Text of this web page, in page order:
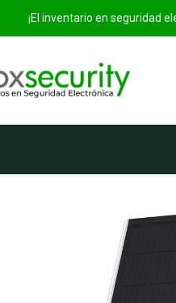
¡El inventario en seguridad